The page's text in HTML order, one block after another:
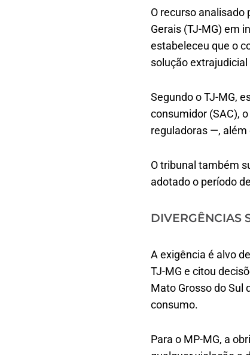
O recurso
Gerais (TJ-MG) em
estabeleceu que o
solução
Segundo o TJ-MG,
consumidor (SAC),
reguladoras —, além
O tribunal também
adotado o período
DIVERGÊNCIAS
A exigência é alvo
TJ-MG e citou
Mato Grosso do Sul
consumo.
Para o MP-MG, a